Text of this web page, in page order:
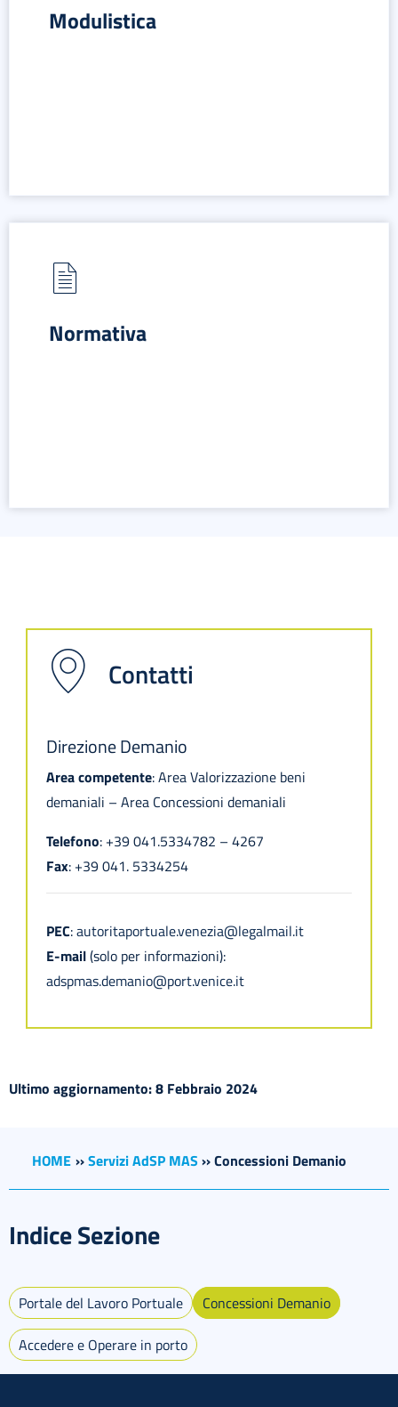
Modulistica
Normativa
Contatti
Direzione Demanio
Area competente: Area Valorizzazione beni
demaniali – Area Concessioni demaniali
Telefono: +39 041.5334782 – 4267
Fax: +39 041. 5334254
PEC:autoritaportuale.venezia@legalmail.it
E-mail(solo per informazioni):
adspmas.demanio@port.venice.it
Ultimo aggiornamento: 8 Febbraio 2024
HOME ››Servizi AdSP MAS ››Concessioni Demanio
Indice Sezione
Portale del Lavoro Portuale
Concessioni Demanio
Accedere e Operare in porto